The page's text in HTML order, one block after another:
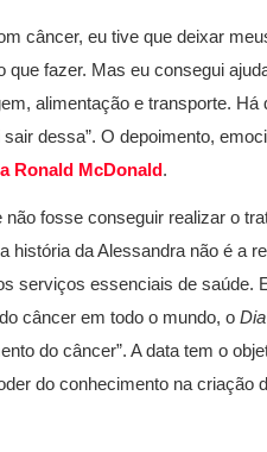
câncer, eu tive que deixar
fazer. Mas eu consegui
alimentação e transporte. Há
dessa”. O depoimento,
Ronald McDonald.
fosse conseguir realizar o
história da Alessandra não é a
serviços essenciais de saúde.
câncer em todo o mundo, o
do câncer”. A data tem o
do conhecimento na criação